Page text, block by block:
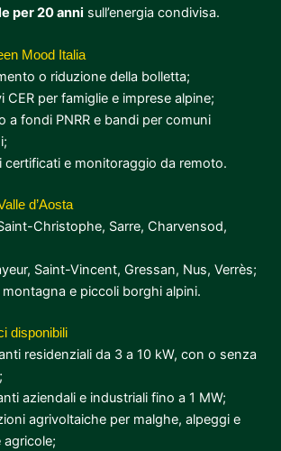
per 20 anni sull’energia condivisa.
Mood Italia
o riduzione della bolletta;
CER per famiglie e imprese alpine;
a fondi PNRR e bandi per comuni
certificati e monitoraggio da remoto.
d’Aosta
Christophe, Sarre, Charvensod,
Saint-Vincent, Gressan, Nus, Verrès;
montagna e piccoli borghi alpini.
disponibili
residenziali da 3 a 10 kW, con o senza
aziendali e industriali fino a 1 MW;
agrivoltaiche per malghe, alpeggi e
agricole;